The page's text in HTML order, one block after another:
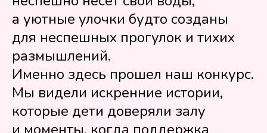
а уютные улочки будто созданы
для неспешных прогулок и тихих
размышлений.
Именно здесь прошел наш конкурс.
Мы видели искренние истории,
которые дети доверяли залу